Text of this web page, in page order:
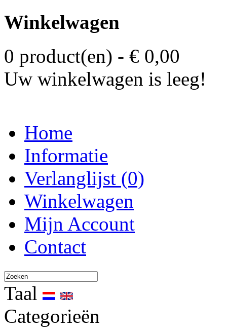
Winkelwagen
0 product(en) - € 0,00
Uw winkelwagen is leeg!
Home
Informatie
Verlanglijst (0)
Winkelwagen
Mijn Account
Contact
Taal
Categorieën